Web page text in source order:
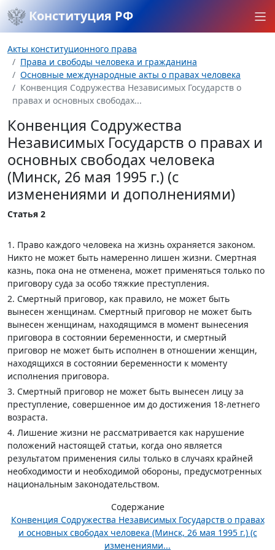
Конституция РФ
Акты конституционного права
Права и свободы человека и гражданина
Основные международные акты о правах человека
Конвенция Содружества Независимых Государств о
правах и основных свободах...
Конвенция Содружества
Независимых Государств о правах и
основных свободах человека
(Минск, 26 мая 1995 г.) (с
изменениями и дополнениями)
Статья 2
1. Право каждого человека на жизнь охраняется законом.
Никто не может быть намеренно лишен жизни. Смертная
казнь, пока она не отменена, может применяться только по
приговору суда за особо тяжкие преступления.
2. Смертный приговор, как правило, не может быть
вынесен женщинам. Смертный приговор не может быть
вынесен женщинам, находящимся в момент вынесения
приговора в состоянии беременности, и смертный
приговор не может быть исполнен в отношении женщин,
находящихся в состоянии беременности к моменту
исполнения приговора.
3. Смертный приговор не может быть вынесен лицу за
преступление, совершенное им до достижения 18-летнего
возраста.
4. Лишение жизни не рассматривается как нарушение
положений настоящей статьи, когда оно является
результатом применения силы только в случаях крайней
необходимости и необходимой обороны, предусмотренных
национальным законодательством.
Содержание
Конвенция Содружества Независимых Государств о правах
и основных свободах человека (Минск, 26 мая 1995 г.) (с
изменениями...